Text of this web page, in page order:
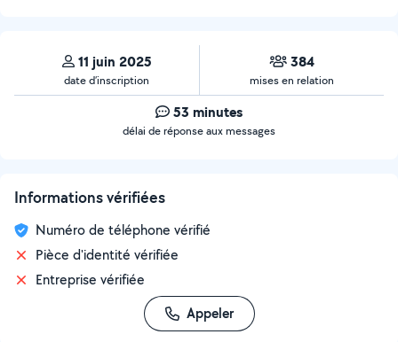
11 juin 2025
date d’inscription
384
mises en relation
53 minutes
délai de réponse aux messages
Informations vérifiées
Numéro de téléphone vérifié
Pièce d'identité vérifiée
Entreprise vérifiée
Appeler